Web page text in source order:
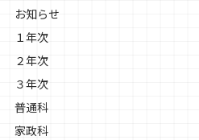
お知らせ
１年次
２年次
３年次
普通科
家政科